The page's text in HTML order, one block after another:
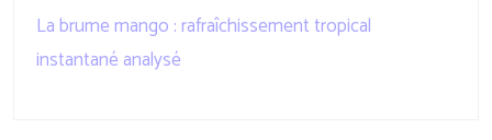
La brume mango : rafraîchissement tropical
instantané analysé